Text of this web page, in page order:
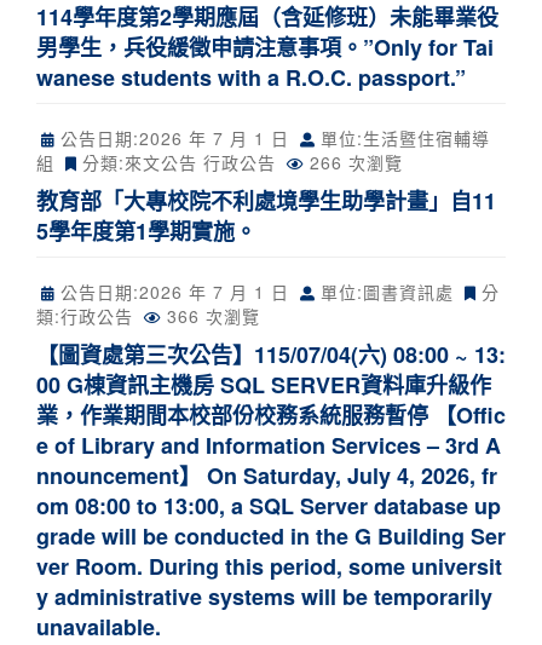
114學年度第2學期應屆（含延修班）未能畢業役
男學生，兵役緩徵申請注意事項。”Only for Tai
wanese students with a R.O.C. passport.”
公告日期:2026 年 7 月 1 日
單位:生活暨住宿輔導
組
分類:來文公告 行政公告 266 次瀏覽
教育部「大專校院不利處境學生助學計畫」自11
5學年度第1學期實施。
公告日期:2026 年 7 月 1 日 單位:圖書資訊處
分
類:行政公告 366 次瀏覽
【圖資處第三次公告】115/07/04(六) 08:00 ~ 13:
00 G棟資訊主機房 SQL SERVER資料庫升級作
業，作業期間本校部份校務系統服務暫停 【Offic
e of Library and Information Services – 3rd A
nnouncement】 On Saturday, July 4, 2026, fr
om 08:00 to 13:00, a SQL Server database up
grade will be conducted in the G Building Ser
ver Room. During this period, some universit
y administrative systems will be temporarily
unavailable.